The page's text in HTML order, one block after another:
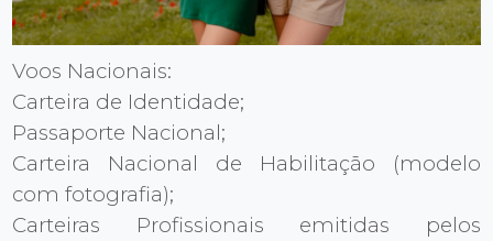
Voos Nacionais:
Carteira de Identidade;
Passaporte Nacional;
Carteira Nacional de Habilitação (modelo
com fotografia);
Carteiras Profissionais emitidas pelos